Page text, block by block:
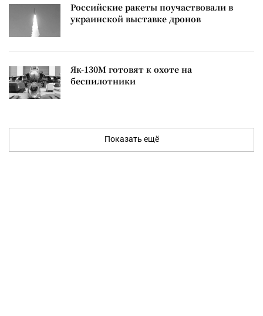
Российские ракеты поучаствовали в
украинской выставке дронов
Як-130М готовят к охоте на
беспилотники
Показать ещё